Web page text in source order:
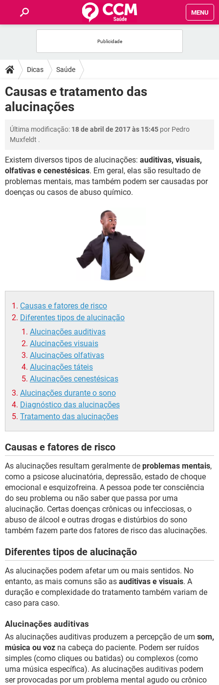
MENU
FÓRUM
SAÚDE
FAMÍLIA
NUTRIÇÃO
BEM-ESTAR
SEXUALIDADE
Dicas Saúde
Causas e tratamento das
alucinações
Última modificação: 18 de abril de 2017 às 15:45 por Pedro
Muxfeldt .
Existem diversos tipos de alucinações: auditivas, visuais,
olfativas e cenestésicas. Em geral, elas são resultado de
problemas mentais, mas também podem ser causadas por
doenças ou casos de abuso químico.
Causas e fatores de risco
Diferentes tipos de alucinação
Alucinações auditivas
Alucinações visuais
Alucinações olfativas
Alucinações táteis
Alucinações cenestésicas
Alucinações durante o sono
Diagnóstico das alucinações
Tratamento das alucinações
Causas e fatores de risco
As alucinações resultam geralmente de problemas mentais,
como a psicose alucinatória, depressão, estado de choque
emocional e esquizofreina. A pessoa pode ter consciência
do seu problema ou não saber que passa por uma
alucinação. Certas doenças crônicas ou infecciosas, o
abuso de álcool e outras drogas e distúrbios do sono
também fazem parte dos fatores de risco das alucinações.
Diferentes tipos de alucinação
As alucinações podem afetar um ou mais sentidos. No
entanto, as mais comuns são as auditivas e visuais. A
duração e complexidade do tratamento também variam de
caso para caso.
Alucinações auditivas
As alucinações auditivas produzem a percepção de um som,
música ou voz na cabeça do paciente. Podem ser ruídos
simples (como cliques ou batidas) ou complexos (como
uma música específica). As alucinações auditivas podem
ser provocadas por um problema mental agudo ou crônico